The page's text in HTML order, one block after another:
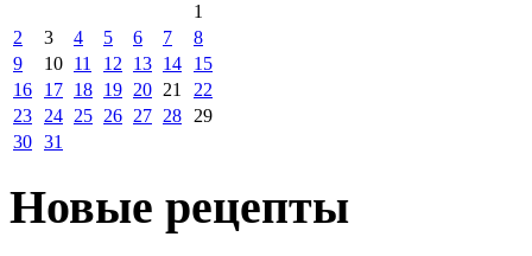
1
2
3 4 5 6 7
8
9
10 11 12 13 14
15
16
17 18 19 20 21
22
23 24 25 26 27 28 29
30 31
Новые рецепты